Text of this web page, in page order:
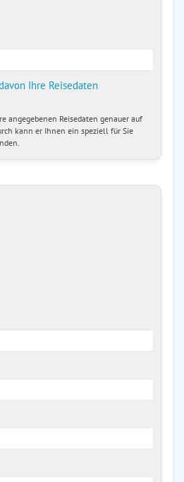
Ihre Reisedaten
Reisedaten genauer auf
kann er Ihnen ein speziell für Sie